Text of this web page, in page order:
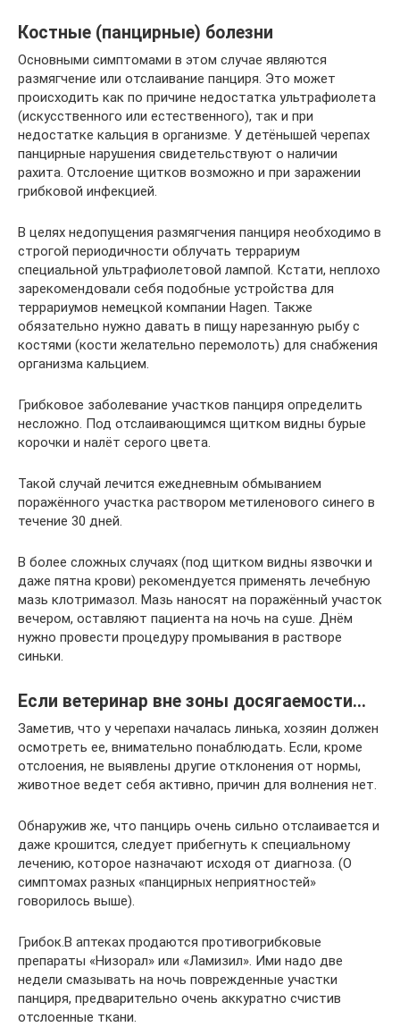
Костные (панцирные) болезни
Основными симптомами в этом случае являются
размягчение или отслаивание панциря. Это может
происходить как по причине недостатка ультрафиолета
(искусственного или естественного), так и при
недостатке кальция в организме. У детёнышей черепах
панцирные нарушения свидетельствуют о наличии
рахита. Отслоение щитков возможно и при заражении
грибковой инфекцией.
В целях недопущения размягчения панциря необходимо в
строгой периодичности облучать террариум
специальной ультрафиолетовой лампой. Кстати, неплохо
зарекомендовали себя подобные устройства для
террариумов немецкой компании Hagen. Также
обязательно нужно давать в пищу нарезанную рыбу с
костями (кости желательно перемолоть) для снабжения
организма кальцием.
Грибковое заболевание участков панциря определить
несложно. Под отслаивающимся щитком видны бурые
корочки и налёт серого цвета.
Такой случай лечится ежедневным обмыванием
поражённого участка раствором метиленового синего в
течение 30 дней.
В более сложных случаях (под щитком видны язвочки и
даже пятна крови) рекомендуется применять лечебную
мазь клотримазол. Мазь наносят на поражённый участок
вечером, оставляют пациента на ночь на суше. Днём
нужно провести процедуру промывания в растворе
синьки.
Если ветеринар вне зоны досягаемости…
Заметив, что у черепахи началась линька, хозяин должен
осмотреть ее, внимательно понаблюдать. Если, кроме
отслоения, не выявлены другие отклонения от нормы,
животное ведет себя активно, причин для волнения нет.
Обнаружив же, что панцирь очень сильно отслаивается и
даже крошится, следует прибегнуть к специальному
лечению, которое назначают исходя от диагноза. (О
симптомах разных «панцирных неприятностей»
говорилось выше).
Грибок.В аптеках продаются противогрибковые
препараты «Низорал» или «Ламизил». Ими надо две
недели смазывать на ночь поврежденные участки
панциря, предварительно очень аккуратно счистив
отслоенные ткани.